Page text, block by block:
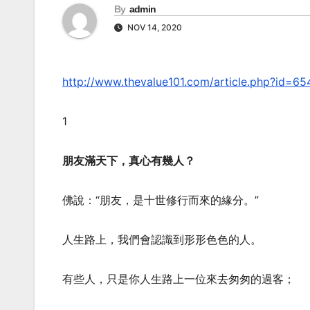
By admin
NOV 14, 2020
http://www.thevalue101.com/
1
朋友滿天下，真心有幾人？
佛說：“朋友，是十世修行而來的緣分。”
人生路上，我們會認識到形形色色的人。
有些人，只是你人生路上一位來去匆匆的過客；